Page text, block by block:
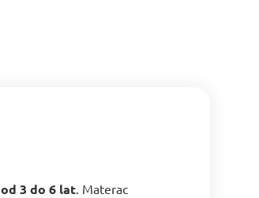
od 3 do 6 lat. Materac